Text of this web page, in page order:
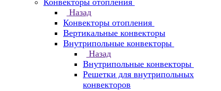
Конвекторы отопления
Назад
Конвекторы отопления
Вертикальные конвекторы
Внутрипольные конвекторы
Назад
Внутрипольные конвекторы
Решетки для внутрипольных
конвекторов